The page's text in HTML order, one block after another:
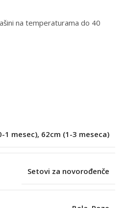
na temperaturama do 40
1 mesec), 62cm (1-3 meseca)
Setovi za novorođenče